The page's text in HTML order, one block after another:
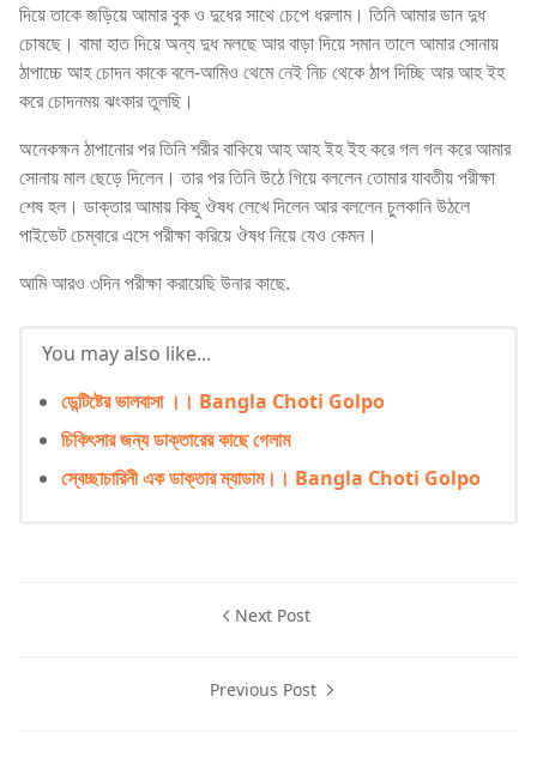
দিয়ে তাকে জড়িয়ে আমার বুক ও দুধের সাথে চেপে ধরলাম। তিনি আমার ডান দুধ
চোষছে। বামা হাত দিয়ে অন্য দুধ মলছে আর বাড়া দিয়ে সমান তালে আমার সোনায়
ঠাপাচ্চে আহ চোদন কাকে বলে-আমিও থেমে নেই নিচ থেকে ঠাপ দিচ্ছি আর আহ ইহ
করে চোদনময় ঝংকার তুলছি।
অনেকক্ষন ঠাপানোর পর তিনি শরীর বাকিয়ে আহ আহ ইহ ইহ করে গল গল করে আমার
সোনায় মাল ছেড়ে দিলেন। তার পর তিনি উঠে গিয়ে বললেন তোমার যাবতীয় পরীক্ষা
শেষ হল। ডাক্তার আমায় কিছু ঔষধ লেখে দিলেন আর বললেন চুলকানি উঠলে
পাইভেট চেম্বারে এসে পরীক্ষা করিয়ে ঔষধ নিয়ে যেও কেমন।
আমি আরও ৩দিন পরীক্ষা করায়েছি উনার কাছে.
You may also like...
ডেন্টিষ্টের ভালবাসা ।। Bangla Choti Golpo
চিকিৎসার জন্য ডাক্তারের কাছে গেলাম
স্বেচ্ছাচারিনী এক ডাক্তার ম্যাডাম।। Bangla Choti Golpo
Next Post
Previous Post